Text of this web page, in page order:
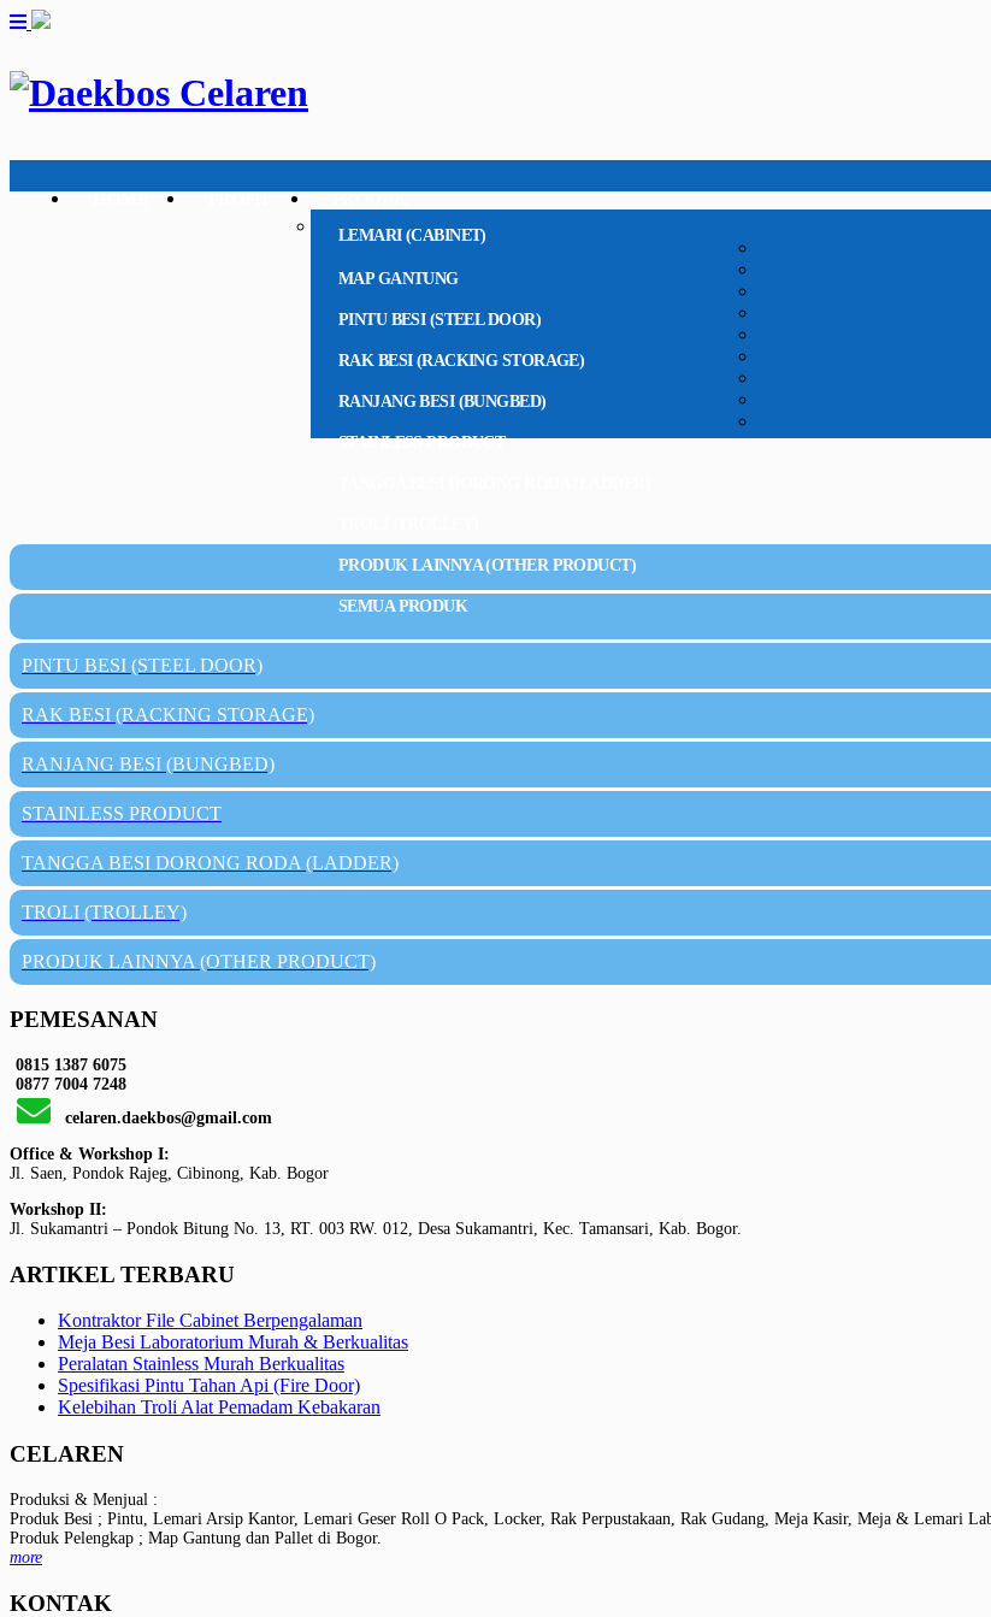
LEMARI (CABINET)
MAP GANTUNG
PINTU BESI (STEEL DOOR)
RAK BESI (RACKING STORAGE)
RANJANG BESI (BUNGBED)
STAINLESS PRODUCT
PRODUK LAINNYA (OTHER PRODUCT)
SEMUA PRODUK
PINTU BESI (STEEL DOOR)
RAK BESI (RACKING STORAGE)
RANJANG BESI (BUNGBED)
STAINLESS PRODUCT
TANGGA BESI DORONG RODA (LADDER)
TROLI (TROLLEY)
PRODUK LAINNYA (OTHER PRODUCT)
PEMESANAN
0815 1387 6075
0877 7004 7248
celaren.daekbos@gmail.com
Office & Workshop I:
Jl. Saen, Pondok Rajeg, Cibinong, Kab. Bogor
Workshop II:
Jl. Sukamantri – Pondok Bitung No. 13, RT. 003 RW. 012, Desa Sukamantri, Kec. Tamansari, Kab. Bogor.
ARTIKEL TERBARU
Kontraktor File Cabinet Berpengalaman
Meja Besi Laboratorium Murah & Berkualitas
Peralatan Stainless Murah Berkualitas
Spesifikasi Pintu Tahan Api (Fire Door)
Kelebihan Troli Alat Pemadam Kebakaran
CELAREN
Produksi & Menjual :
Produk Besi ; Pintu, Lemari Arsip Kantor, Lemari Geser Roll O Pack, Locker, Rak Perpustakaan, Rak Gudang, Meja Kasir, Meja & Lemari
Produk Pelengkap ; Map Gantung dan Pallet di Bogor.
more
KONTAK